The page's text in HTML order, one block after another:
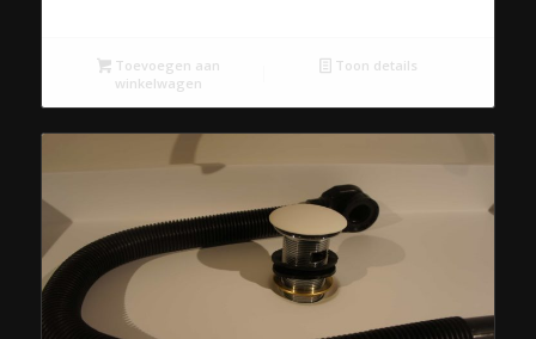
Toevoegen aan
winkelwagen
Toon details